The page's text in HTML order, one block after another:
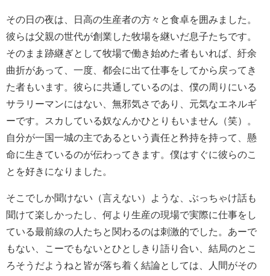
その日の夜は、日高の生産者の方々と食卓を囲みました。
彼らは父親の世代が創業した牧場を継いだ息子たちです。
そのまま跡継ぎとして牧場で働き始めた者もいれば、紆余
曲折があって、一度、都会に出て仕事をしてから戻ってき
た者もいます。彼らに共通しているのは、僕の周りにいる
サラリーマンにはない、無邪気さであり、元気なエネルギ
ーです。スカしている奴なんかひとりもいません（笑）。
自分が一国一城の主であるという責任と矜持を持って、懸
命に生きているのが伝わってきます。僕はすぐに彼らのこ
とを好きになりました。
そこでしか聞けない（言えない）ような、ぶっちゃけ話も
聞けて楽しかったし、何より生産の現場で実際に仕事をし
ている最前線の人たちと関わるのは刺激的でした。あーで
もない、こーでもないとひとしきり語り合い、結局のとこ
ろそうだようねと皆が落ち着く結論としては、人間がその